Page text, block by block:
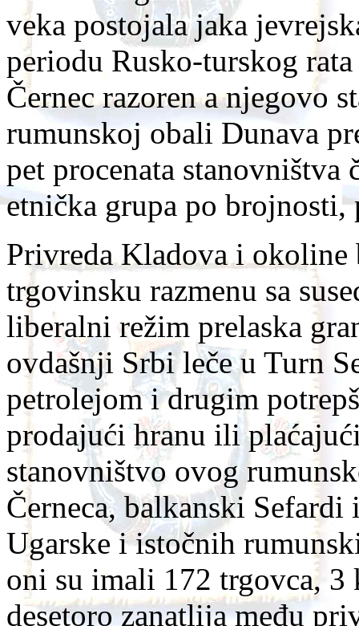
veka postojala jaka
periodu Rusko-turskog
Černec razoren a njegovo
rumunskoj obali Dunava
pet procenata
etnička grupa po brojnosti,
Privreda Kladova i okoline
trgovinsku razmenu sa
liberalni režim prelaska
ovdašnji Srbi leče u Turn
petrolejom i drugim
prodajući hranu ili
stanovništvo ovog
Černeca, balkanski
Ugarske i istočnih
oni su imali 172 trgovca,
desetoro zanatlija među